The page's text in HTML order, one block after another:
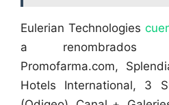
Eulerian Technologies
a renombrados
Promofarma.com,
Hotels International, 3